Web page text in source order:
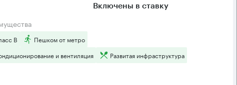
Включены в ставку
B
Пешком от метро
и вентиляция
Развитая инфраструктура